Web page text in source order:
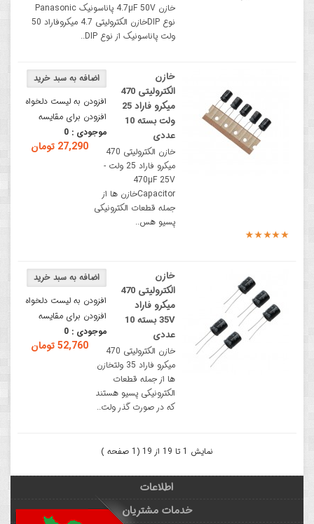
خازن 4.7µF 50V پاناسونیک Panasonic
نوع DIPخازن الکترولیتی 4.7 میکروفاراد 50
ولت پاناسونیک از نوع DIP..
افزودن به لیست دلخواه
افزودن برای مقایسه
موجودی : 0
27,290 تومان
خازن
الکترولیتی 470
میکرو فاراد 25
ولت بسته 10
عددی
خازن الکترولیتی 470
میکرو فاراد 25 ولت -
470µF 25V
Capacitorخازن ها از
جمله قطعات الکترونیکی
پسیو هس..
افزودن به لیست دلخواه
افزودن برای مقایسه
موجودی : 0
52,760 تومان
خازن
الکترولیتی 470
میکرو فاراد
35V بسته 10
عددی
خازن الکترولیتی 470
میکرو فاراد 35 ولتخازن
ها از جمله قطعات
الکترونیکی پسیو هستند
که در صورت گذر ولت..
نمایش 1 تا 19 از 19 (1 صفحه )
اطلاعات
خدمات مشتریان